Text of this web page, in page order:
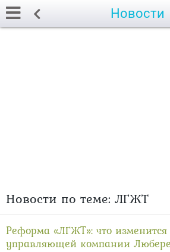
Новости
Новости по теме: ЛГЖТ
Реформа «ЛГЖТ»: что
управляющей компании